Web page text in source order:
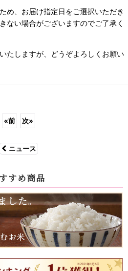
め、お届け指定日をご選択いただき
ない場合がございますのでご了承く
たしますが、どうぞよろしくお願い
«前 次»
ニュース
すめ商品